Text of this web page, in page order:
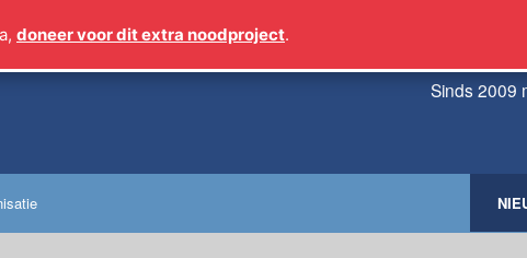
Sinds 2009
doneer voor dit extra noodproject.